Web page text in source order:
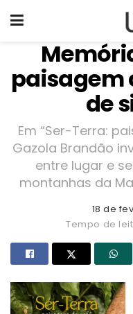
paisagem
de
Em “Ser-Terra:
Gazola Brandão
entre lugar e
montanhas da
18 de
Tempo de